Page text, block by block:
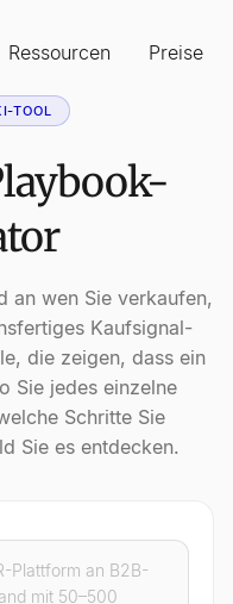
Ressourcen Preise
TOOL
an wen Sie verkaufen,
Kaufsignal-
die zeigen, dass ein
Sie jedes einzelne
Schritte Sie
Sie es entdecken.